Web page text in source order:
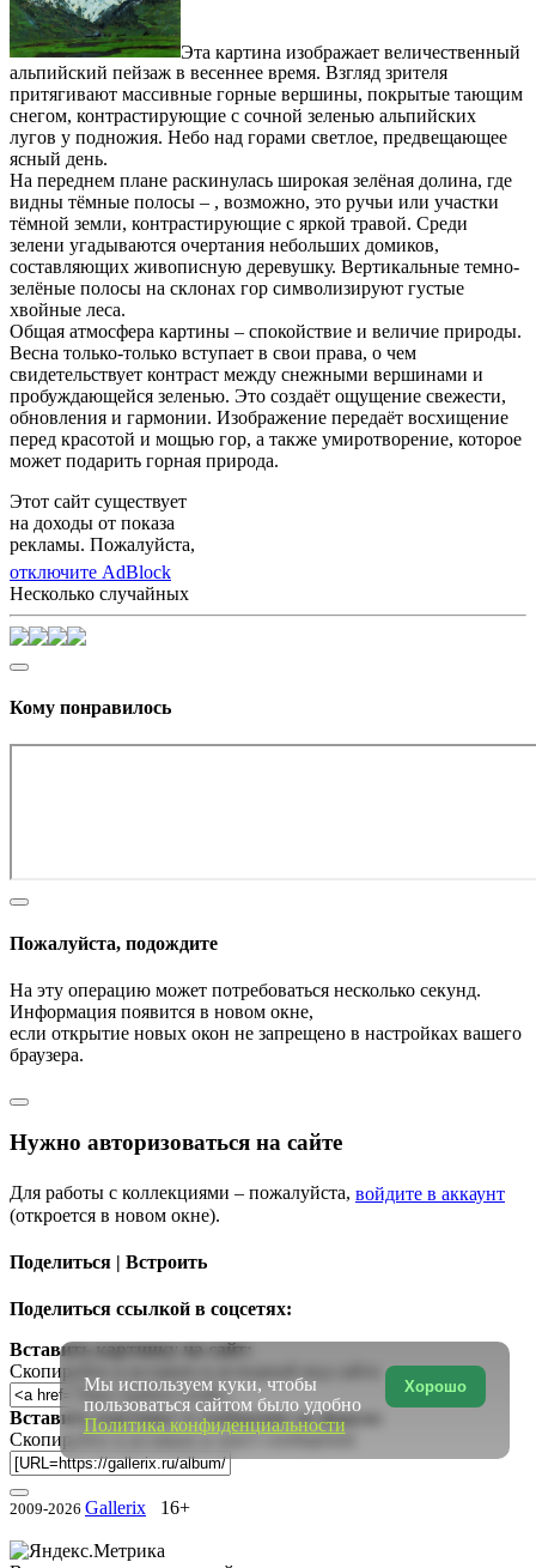
Эта картина изображает величественный
альпийский пейзаж в весеннее время. Взгляд зрителя
притягивают массивные горные вершины, покрытые тающим
снегом, контрастирующие с сочной зеленью альпийских
лугов у подножия. Небо над горами светлое, предвещающее
ясный день.
На переднем плане раскинулась широкая зелёная долина, где
видны тёмные полосы – , возможно, это ручьи или участки
тёмной земли, контрастирующие с яркой травой. Среди
зелени угадываются очертания небольших домиков,
составляющих живописную деревушку. Вертикальные темно-
зелёные полосы на склонах гор символизируют густые
хвойные леса.
Общая атмосфера картины – спокойствие и величие природы.
Весна только-только вступает в свои права, о чем
свидетельствует контраст между снежными вершинами и
пробуждающейся зеленью. Это создаёт ощущение свежести,
обновления и гармонии. Изображение передаёт восхищение
перед красотой и мощью гор, а также умиротворение, которое
может подарить горная природа.
Этот сайт существует
на доходы от показа
рекламы. Пожалуйста,
отключите AdBlock
Несколько случайных
Кому понравилось
Пожалуйста, подождите
На эту операцию может потребоваться несколько секунд.
Информация появится в новом окне,
если открытие новых окон не запрещено в настройках вашего
браузера.
Нужно авторизоваться на сайте
Для работы с коллекциями – пожалуйста, войдите в аккаунт
(откроется в новом окне).
Поделиться | Встроить
Поделиться ссылкой в соцсетях:
Вставить картинку на сайт:
Скопируйте и вставьте в исходный код сайта
Вставить картинку в сообщение на форум:
Скопируйте и вставьте в текст сообщения
2009-2026 Gallerix 16+
Хорошо
Мы используем куки, чтобы
пользоваться сайтом было удобно
Политика конфиденциальности